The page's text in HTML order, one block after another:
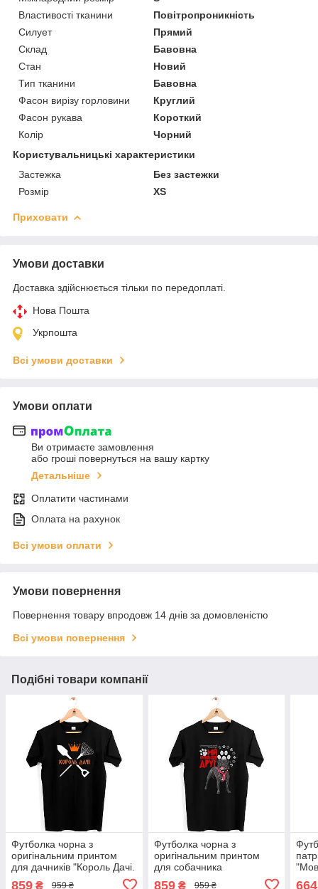
Властивості тканини
Повітропроникність
Силует
Прямий
Склад
Бавовна
Стан
Новий
Тип тканини
Бавовна
Фасон вирізу горловини
Круглий
Фасон рукава
Короткий
Колір
Чорний
Користувальницькі характеристики
Застежка
Без застежки
Розмір
XS
Приховати
Умови доставки
Доставка здійснюється тільки по передоплаті.
Нова Пошта
Укрпошта
Всі умови доставки
Умови оплати
Ви отримаєте замовлення
або гроші повернуться на вашу картку
Детальніше
Оплатити частинами
Оплата на рахунок
Всі умови оплати
Умови повернення
Повернення товару впродовж 14 днів за домовленістю
Всі умови повернення
Подібні товари компанії
Футболка чорна з
оригінальним принтом
для дачників "Король Дачі.
Схрещені лопатка і граблі"
859 ₴ 959 ₴
Футболка чорна з
оригінальним принтом
для собачника
859₴ 959 ₴ 664